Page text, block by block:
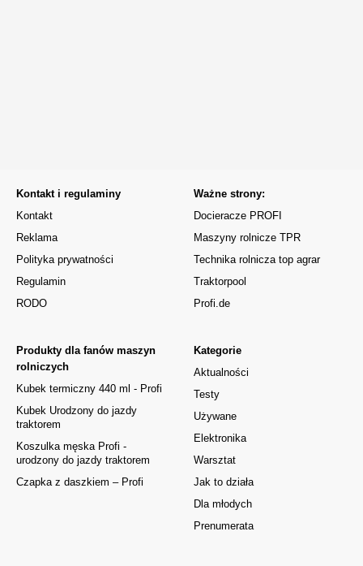
Kontakt i regulaminy
Kontakt
Reklama
Polityka prywatności
Regulamin
RODO
Kategorie
Aktualności
Testy
Używane
Elektronika
Warsztat
Jak to działa
Dla młodych
Prenumerata
Produkty dla fanów maszyn
rolniczych
Kubek termiczny 440 ml - Profi
Kubek Urodzony do jazdy
traktorem
Koszulka męska Profi -
urodzony do jazdy traktorem
Czapka z daszkiem – Profi
Ważne strony:
Docieracze PROFI
Maszyny rolnicze TPR
Technika rolnicza top agrar
Traktorpool
Profi.de